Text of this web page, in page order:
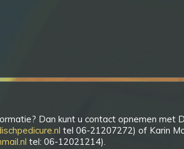
Dan kunt u contact opnemen met
tel 06-21207272) of Karin
tel: 06-12021214).